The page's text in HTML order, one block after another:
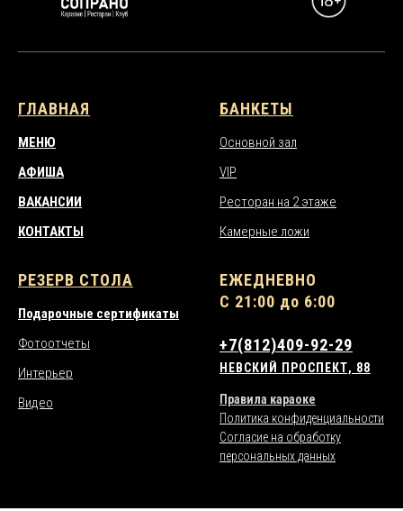
ГЛАВНАЯ
МЕНЮ
АФИША
ВАКАНСИИ
КОНТАКТЫ
БАНКЕТЫ
Основной зал
VIP
Ресторан на 2 этаже
Камерные ложи
РЕЗЕРВ СТОЛА
Подарочные сертификаты
Фотоотчеты
Интерьер
Видео
ЕЖЕДНЕВНО
С 21:00 до 6:00
+7(812)409-92-29
НЕВСКИЙ ПРОСПЕКТ, 88
Правила караоке
Политика конфиденциальности
Согласие на обработку
персональных данных